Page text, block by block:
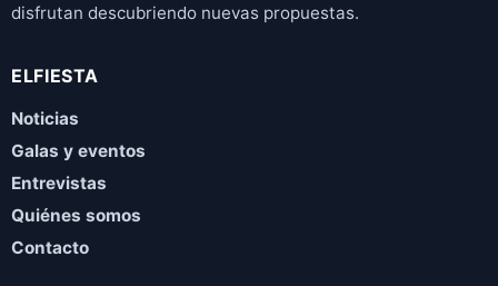
disfrutan descubriendo nuevas propuestas.
ELFIESTA
Noticias
Galas y eventos
Entrevistas
Quiénes somos
Contacto